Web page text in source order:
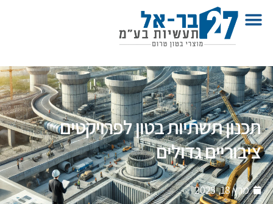
תכנון תשתיות בטון לפרויקטים
ציבוריים גדולים
מרץ 18, 2025